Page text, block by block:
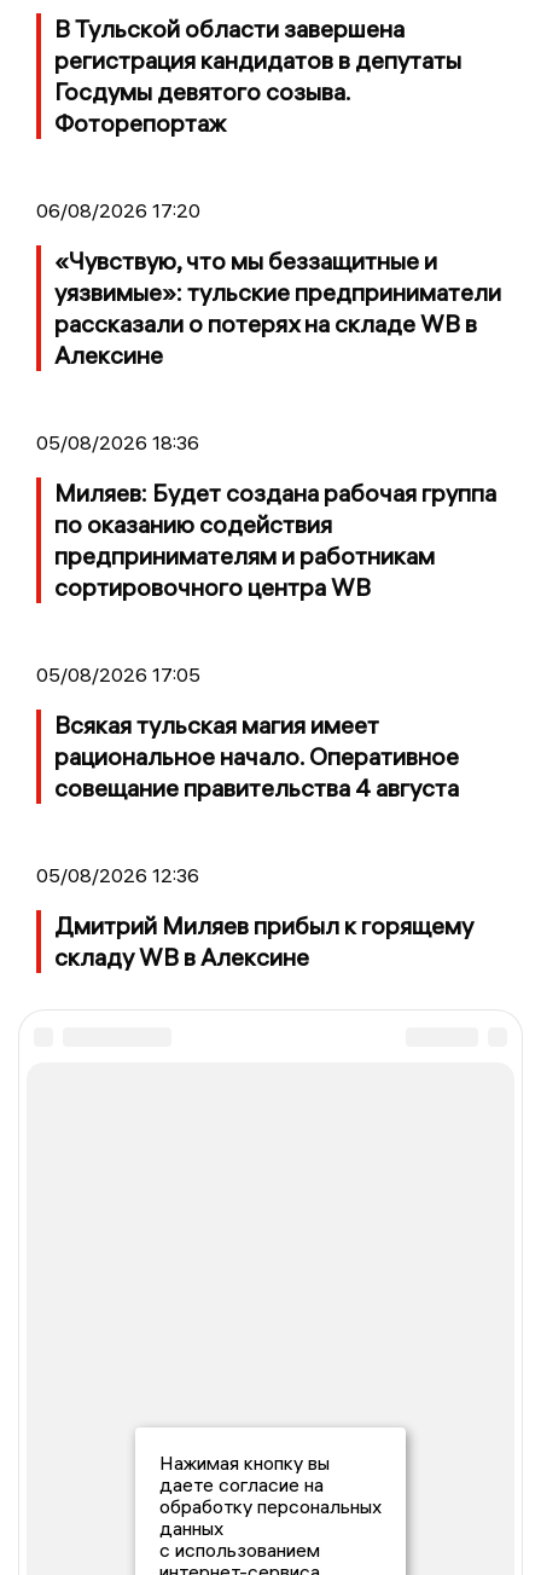
В Тульской области завершена
регистрация кандидатов в депутаты
Госдумы девятого созыва.
Фоторепортаж
06/08/2026 17:20
«Чувствую, что мы беззащитные и
уязвимые»: тульские предприниматели
рассказали о потерях на складе WB в
Алексине
05/08/2026 18:36
Миляев: Будет создана рабочая группа
по оказанию содействия
предпринимателям и работникам
сортировочного центра WB
05/08/2026 17:05
Всякая тульская магия имеет
рациональное начало. Оперативное
совещание правительства 4 августа
05/08/2026 12:36
Дмитрий Миляев прибыл к горящему
складу WB в Алексине
Нажимая кнопку вы
даете согласие на
обработку персональных
данных
с использованием